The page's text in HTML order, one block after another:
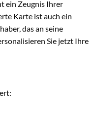
ein Zeugnis Ihrer
Karte ist auch ein
das an seine
Sie jetzt Ihre